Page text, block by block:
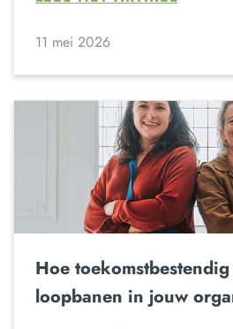
11 mei 2026
Hoe
loopbanen in jouw